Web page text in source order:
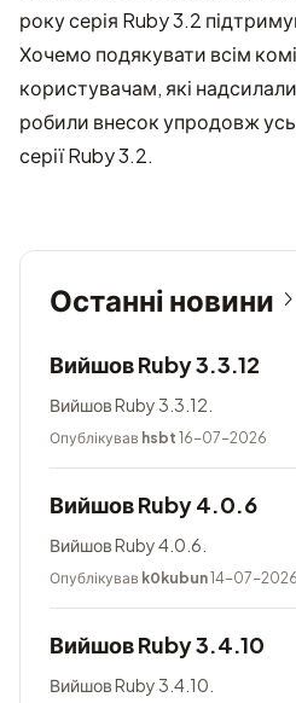
рокусерія Ruby 3.2
Хочемо подякувати всім
користувачам, які
робили внесок упродовж
серії Ruby 3.2.
Останні новини
Вийшов Ruby 3.3.12
Вийшов Ruby 3.3.12.
Опублікував hsbt 16-07-2026
Вийшов Ruby 4.0.6
Вийшов Ruby 4.0.6.
Опублікував k0kubun14-07-2026
Вийшов Ruby 3.4.10
Вийшов Ruby 3.4.10.